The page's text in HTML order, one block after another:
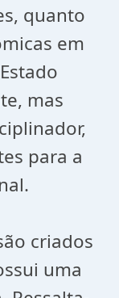
quanto
em
mas
para a
criados
uma